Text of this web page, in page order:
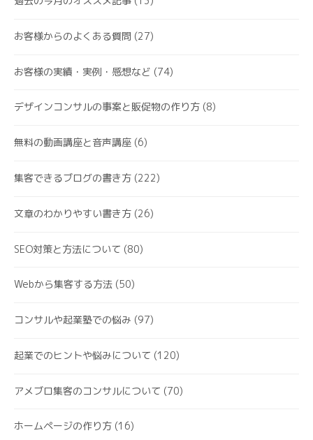
お客様からのよくある質問 (27)
お客様の実績・実例・感想など (74)
デザインコンサルの事案と販促物の作り方 (8)
無料の動画講座と音声講座 (6)
集客できるブログの書き方 (222)
文章のわかりやすい書き方 (26)
SEO対策と方法について (80)
Webから集客する方法 (50)
コンサルや起業塾での悩み (97)
起業でのヒントや悩みについて (120)
アメブロ集客のコンサルについて (70)
ホームページの作り方 (16)